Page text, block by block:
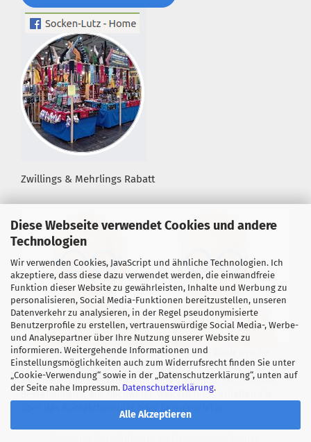
Diese Webseite verwendet Cookies und andere
Technologien
Wir verwenden Cookies, JavaScript und ähnliche Technologien. Ich
akzeptiere, dass diese dazu verwendet werden, die einwandfreie
Funktion dieser Website zu gewährleisten, Inhalte und Werbung zu
personalisieren, Social Media-Funktionen bereitzustellen, unseren
Datenverkehr zu analysieren, in der Regel pseudonymisierte
Benutzerprofile zu erstellen, vertrauenswürdige Social Media-, Werbe-
und Analysepartner über Ihre Nutzung unserer Website zu
informieren. Weitergehende Informationen und
Einstellungsmöglichkeiten auch zum Widerrufsrecht finden Sie unter
„Cookie-Verwendung“ sowie in der „Datenschutzerklärung“, unten auf
der Seite nahe Impressum. Datenschutzerklärung.
Alle Akzeptieren
Zwillings & Mehrlings Rabatt
Für alle Zwillings- &, Mehrlingseltern sowie kinderreiche
Familien mit mind. 3 eigenen Kindern bis 18 Jahre! gewähren
wir einen "Zwillingsrabatt" in Höhe von mind. 5%* auf Ihre
Bestellungen (*auf Nachweis). Weitere Infos erhalten Sie
über das Kontaktformular oder Servicetelefon.